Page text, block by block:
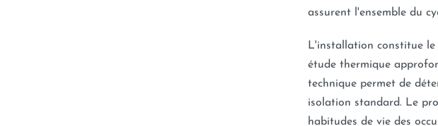
assurent l'ensemble du
L'installation constitue
étude thermique
technique permet de
isolation standard. Le
habitudes de vie des